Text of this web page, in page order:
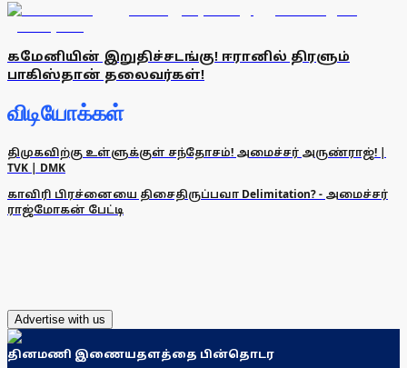
கமேனியின் இறுதிச்சடங்கு! ஈரானில் திரளும்
பாகிஸ்தான் தலைவர்கள்!
விடியோக்கள்
திமுகவிற்கு உள்ளுக்குள் சந்தோசம்! அமைச்சர் அருண்ராஜ்! |
TVK | DMK
காவிரி பிரச்னையை திசைதிருப்பவா Delimitation? - அமைச்சர்
ராஜ்மோகன் பேட்டி
Advertise with us
தினமணி இணையதளத்தை பின்தொடர